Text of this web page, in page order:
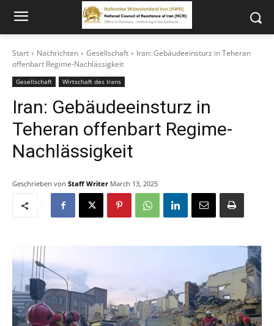
Start Nachrichten Gesellschaft
Iran: Gebäudeeinsturz in Teheran
offenbart Regime-Nachlässigkeit
Gesellschaft Wirtschaft des Irans
Iran: Gebäudeeinsturz in
Teheran offenbart Regime-
Nachlässigkeit
Geschrieben von Staff Writer March 13, 2025